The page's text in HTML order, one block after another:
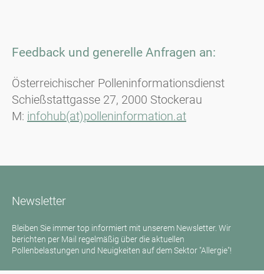
Feedback und generelle Anfragen an:
Österreichischer Polleninformationsdienst
Schießstattgasse 27, 2000 Stockerau
M: infohub(at)polleninformation.at
Newsletter
Bleiben Sie immer top informiert mit unserem Newsletter. Wir
berichten per Mail regelmäßig über die aktuellen
Pollenbelastungen und Neuigkeiten auf dem Sektor "Allergie"!